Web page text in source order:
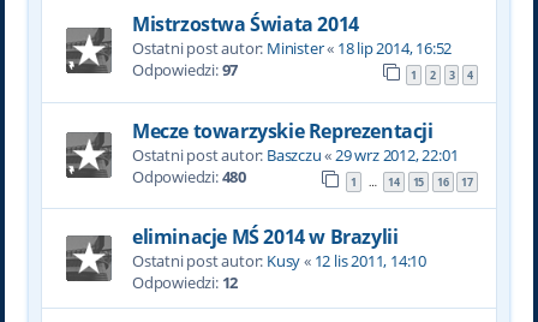
Mistrzostwa Świata 2014
Ostatni post autor: Minister« 18 lip 2014, 16:52
Odpowiedzi:97 1 2 3 4
Mecze towarzyskie Reprezentacji
Ostatni post autor: Baszczu«29 wrz 2012, 22:01
Odpowiedzi:480 1 … 14 15 16 17
eliminacje MŚ 2014 w Brazylii
Ostatni post autor: Kusy« 12 lis 2011, 14:10
Odpowiedzi: 12